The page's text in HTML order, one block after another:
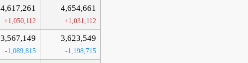
4,617,261
+1,050,112
4,654,661
+1,031,112
3,567,149
-1,089,815
3,623,549
-1,198,715